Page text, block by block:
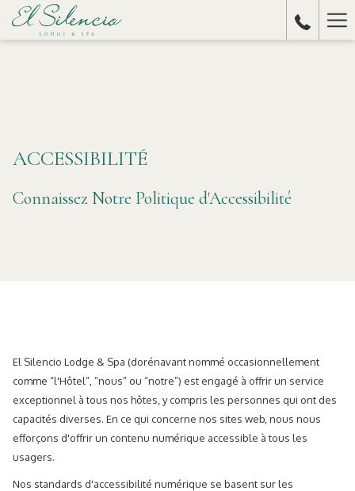
ACCESSIBILITÉ
Connaissez Notre Politique d'Accessibilité
El Silencio Lodge & Spa (dorénavant nommé occasionnellement
comme “l'Hôtel”, “nous” ou “notre”) est engagé à offrir un service
exceptionnel à tous nos hôtes, y compris les personnes qui ont des
capacités diverses. En ce qui concerne nos sites web, nous nous
efforçons d'offrir un contenu numérique accessible à tous les
usagers.
Nos standards d'accessibilité numérique se basent sur les